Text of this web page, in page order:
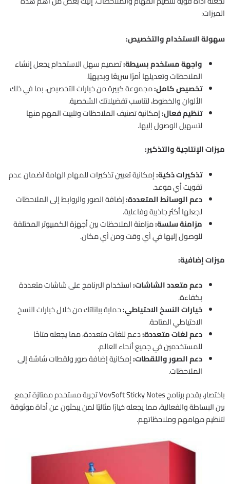
الميزات:
سهولة الاستخدام والتخصيص:
واجهة مستخدم بسيطة:تصميم سهل الاستخدام يجعل إنشاء
الملاحظات وتعديلها أمرًا سريعًا وبديهيًا.
تخصيص كامل:مجموعة كبيرة من خيارات التخصيص، بما في ذلك
الألوان والخطوط، لتناسب تفضيلاتك الشخصية.
تنظيم فعال:إمكانية تصنيف الملاحظات وتثبيت المهم منها
لتسهيل الوصول إليها.
ميزات الإنتاجية والتذكير:
تذكيرات ذكية:إمكانية تعيين تذكيرات للمهام الهامة لضمان عدم
تفويت أي موعد.
دعم الوسائط المتعددة:إضافة الصور والروابط إلى الملاحظات
لجعلها أكثر جاذبية وفاعلية.
مزامنة سلسة:مزامنة الملاحظات بين أجهزة الكمبيوتر المختلفة
للوصول إليها في أي وقت ومن أي مكان.
ميزات إضافية:
دعم متعدد الشاشات:استخدام البرنامج على شاشات متعددة
بكفاءة.
خيارات النسخ الاحتياطي:حماية بياناتك من خلال خيارات النسخ
الاحتياطي المتاحة.
دعم لغات متعددة:دعم للغات متعددة، مما يجعله متاحًا
للمستخدمين في جميع أنحاء العالم.
دعم الصور واللقطات:إمكانية إضافة صور ولقطات شاشة إلى
الملاحظات.
باختصار، يقدم برنامج VovSoft Sticky Notes تجربة مستخدم ممتازة تجمع
بين البساطة والفعالية، مما يجعله خيارًا مثاليًا لمن يبحثون عن أداة موثوقة
لتنظيم مهامهم وملاحظاتهم.